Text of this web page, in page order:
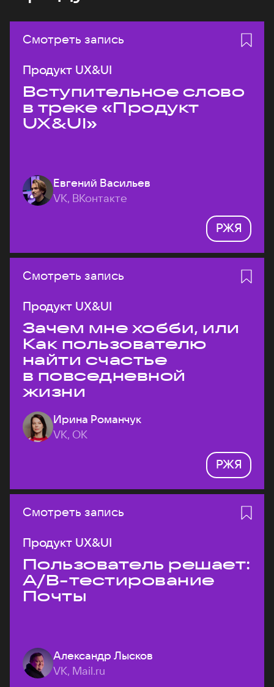
Смотреть запись
Продукт UX&UI
Вступительное слово
в треке «Продукт
UX&UI»
Евгений Васильев
VK, ВКонтакте
РЖЯ
Смотреть запись
Продукт UX&UI
Зачем мне хобби, или
Как пользователю
найти счастье
в повседневной
жизни
Ирина Романчук
VK, ОК
РЖЯ
Смотреть запись
Продукт UX&UI
Пользователь решает:
A/B-тестирование
Почты
Александр Лысков
VK, Mail.ru